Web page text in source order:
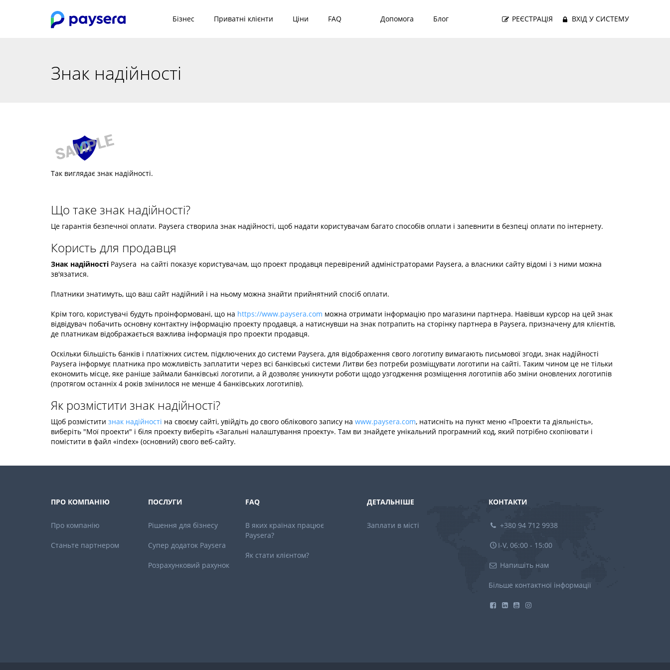
Бізнес Приватні клієнти Ціни FAQ Допомога Блог РЕЄСТРАЦІЯ ВХІД У СИСТЕМУ
Знак надійності
Так виглядає знак надійності.
Що таке знак надійності?
Це гарантія безпечної оплати. Paysera створила знак надійності, щоб надати користувачам багато способів оплати і запевнити в безпеці оплати по інтернету.
Користь для продавця
Знак надійності Paysera на сайті показує користувачам, що проект продавця перевірений адміністраторами Paysera, а власники сайту відомі і з ними можна
зв'язатися.
Платники знатимуть, що ваш сайт надійний і на ньому можна знайти прийнятний спосіб оплати.
Крім того, користувачі будуть проінформовані, що на https://www.paysera.com можна отримати інформацію про магазини партнера. Навівши курсор на цей знак
відвідувач побачить основну контактну інформацію проекту продавця, а натиснувши на знак потрапить на сторінку партнера в Paysera, призначену для клієнтів,
де платникам відображається важлива інформація про проекти продавця.
Оскільки більшість банків і платіжних систем, підключених до системи Paysera, для відображення свого логотипу вимагають письмової згоди, знак надійності
Paysera інформує платника про можливість заплатити через всі банківські системи Литви без потреби розміщувати логотипи на сайті. Таким чином це не тільки
економить місце, яке раніше займали банківські логотипи, а й дозволяє уникнути роботи щодо узгодження розміщення логотипів або зміни оновлених логотипів
(протягом останніх 4 років змінилося не менше 4 банківських логотипів).
Як розмістити знак надійності?
Щоб розмістити знак надійності на своєму сайті, увійдіть до свого облікового запису на www.paysera.com, натисніть на пункт меню «Проекти та діяльність»,
виберіть "Мої проекти" і біля проекту виберіть «Загальні налаштування проекту». Там ви знайдете унікальний програмний код, який потрібно скопіювати і
помістити в файл «index» (основний) свого веб-сайту.
ПРО КОМПАНІЮ
Про компанію
Станьте партнером
ПОСЛУГИ
Рішення для бізнесу
Супер додаток Paysera
Розрахунковий рахунок
FAQ
В яких країнах працює
Paysera?
Як стати клієнтом?
ДЕТАЛЬНІШЕ
Заплати в місті
КОНТАКТИ
+380 94 712 9938
I-V, 06:00 - 15:00
Напишіть нам
Більше контактної інформації